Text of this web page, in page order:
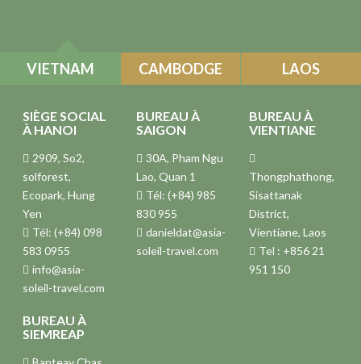
VIETNAM CAMBODGE LAOS
SIÈGE SOCIAL
À HANOI
2909, So2,
solforest,
Ecopark, Hung
Yen
Tél: (+84) 098
583 0955
info@asia-
soleil-travel.com
BUREAU À
SAIGON
30A, Pham Ngu
Lao, Quan 1
Tél: (+84) 985
830 955
danieldat@asia-
soleil-travel.com
BUREAU À
VIENTIANE
Thongphathong,
Sisattanak
District,
Vientiane, Laos
Tel : +856 21
951 150
BUREAU À
SIEMREAP